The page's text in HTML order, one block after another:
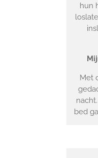
hun
Met
bed